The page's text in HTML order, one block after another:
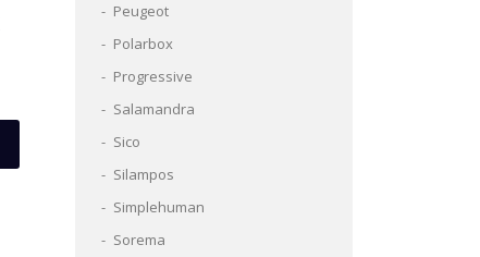
Peugeot
Polarbox
Progressive
Salamandra
Sico
Silampos
Simplehuman
Sorema